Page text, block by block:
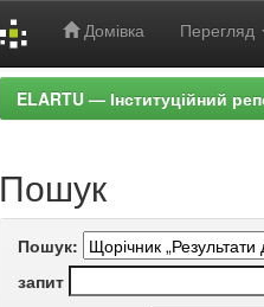
Домівка Перегляд
ELARTU — Інституційний
Пошук
Пошук:
запит